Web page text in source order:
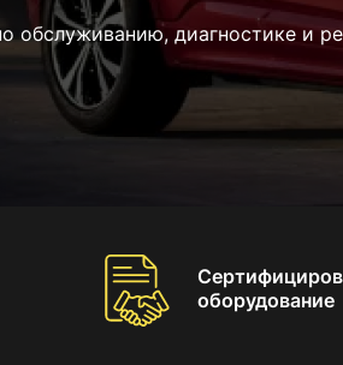
обслуживанию, диагностике и
оборудование